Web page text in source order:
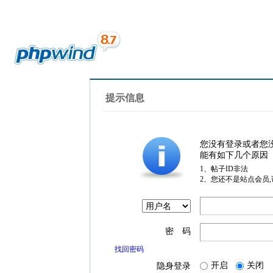
提示信息
您没有登录或者您
能有如下几个原因
1、帖子ID非法
2、您还不是站点会员
密 码
找回密码
隐身登录 开启 关闭